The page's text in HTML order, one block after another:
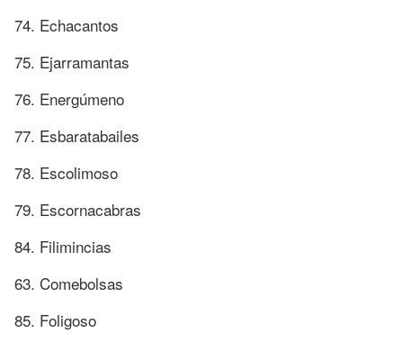
74. Echacantos
75. Ejarramantas
76. Energúmeno
77. Esbaratabailes
78. Escolimoso
79. Escornacabras
84. Filimincias
63. Comebolsas
85. Foligoso